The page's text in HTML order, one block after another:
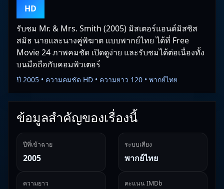
HD
รับชม Mr. & Mrs. Smith (2005) มิสเตอร์แอนด์มิสซิส
สมิธ นายและนางคู่พิฆาต แบบพากย์ไทย ได้ที่ Free
Movie 24 ภาพคมชัด เปิดดูง่าย และรับชมได้ต่อเนื่องทั้ง
บนมือถือกับคอมพิวเตอร์
ปี 2005 • ความคมชัด HD • ความยาว 120 • พากย์ไทย
ข้อมูลสำคัญของเรื่องนี้
ปีที่เข้าฉาย
2005
ระบบเสียง
พากย์ไทย
ความยาว คะแนน IMDb